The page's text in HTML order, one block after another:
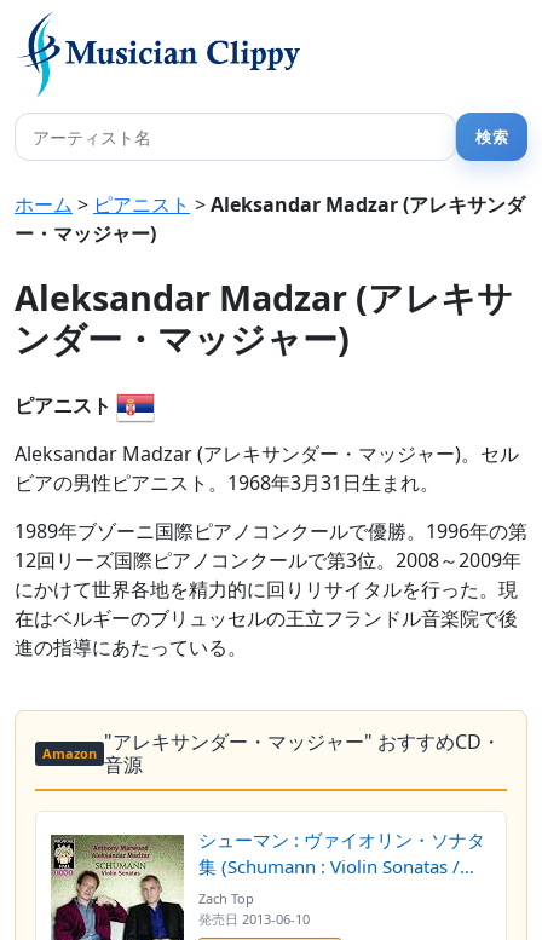
ホーム > ピアニスト >Aleksandar Madzar (アレキサンダ
ー・マッジャー)
Aleksandar Madzar (アレキサ
ンダー・マッジャー)
ピアニスト
Aleksandar Madzar (アレキサンダー・マッジャー)。セル
ビアの男性ピアニスト。1968年3月31日生まれ。
1989年ブゾーニ国際ピアノコンクールで優勝。1996年の第
12回リーズ国際ピアノコンクールで第3位。2008～2009年
にかけて世界各地を精力的に回りリサイタルを行った。現
在はベルギーのブリュッセルの王立フランドル音楽院で後
進の指導にあたっている。
Amazon "アレキサンダー・マッジャー" おすすめCD・
音源
シューマン : ヴァイオリン・ソナタ
集 (Schumann : Violin Sonatas /
Anthpny Marwood , Aleksandar
Madzar) [輸入盤]
Zach Top
発売日 2013-06-10